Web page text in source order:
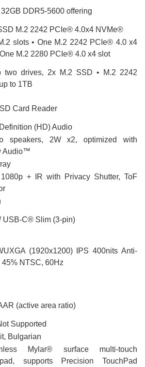
DDR5-5600 offering
M.2 2242 PCIe® 4.0x4 NVMe®
slots • One M.2 2242 PCIe® 4.0 x4
M.2 2280 PCIe® 4.0 x4 slot
two drives, 2x M.2 SSD • M.2 2242
to 1TB
Card Reader
(HD) Audio
speakers, 2W x2, optimized with
Audio™
+ IR with Privacy Shutter, ToF
USB-C® Slim (3-pin)
(1920x1200) IPS 400nits Anti-
45% NTSC, 60Hz
(active area ratio)
Supported
Bulgarian
Mylar® surface multi-touch
supports Precision TouchPad